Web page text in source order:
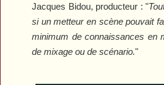
Jacques Bidou, producteur : "
si un metteur en scène pouvait
minimum de connaissances en
de mixage ou de scénario."